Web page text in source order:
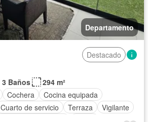
Departamento
Destacado
3 Baños
294 m²
Cochera
Cocina equipada
Cuarto de servicio Terraza
Vigilante